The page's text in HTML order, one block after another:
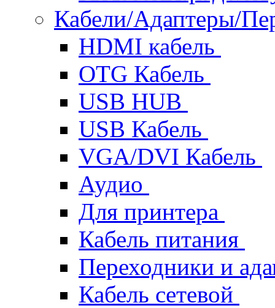
Кабели/Адаптеры/
HDMI кабель
OTG Кабель
USB HUB
USB Кабель
VGA/DVI Кабель
Аудио
Для принтера
Кабель питания
Переходники и
Кабель сетевой